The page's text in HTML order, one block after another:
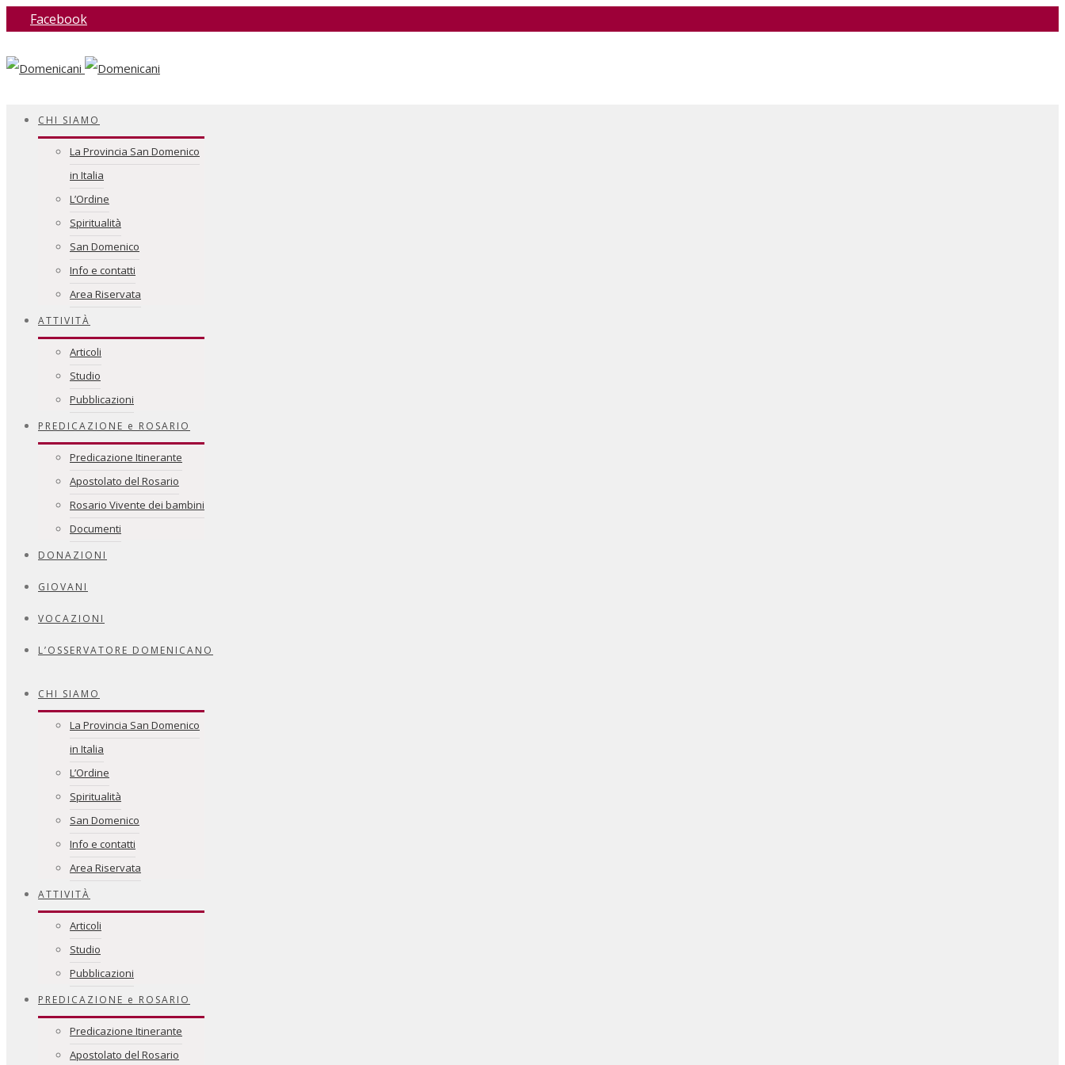
Facebook
CHI SIAMO
La Provincia San Domenico
in Italia
L’Ordine
Spiritualità
San Domenico
Info e contatti
Area Riservata
ATTIVITÀ
Articoli
Studio
Pubblicazioni
PREDICAZIONE e ROSARIO
Predicazione Itinerante
Apostolato del Rosario
Rosario Vivente dei bambini
Documenti
DONAZIONI
GIOVANI
VOCAZIONI
L’OSSERVATORE DOMENICANO
CHI SIAMO
La Provincia San Domenico
in Italia
L’Ordine
Spiritualità
San Domenico
Info e contatti
Area Riservata
ATTIVITÀ
Articoli
Studio
Pubblicazioni
PREDICAZIONE e ROSARIO
Predicazione Itinerante
Apostolato del Rosario